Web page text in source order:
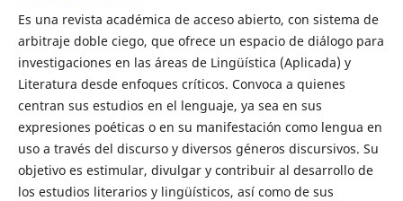
Es una revista académica de acceso abierto, con sistema de
arbitraje doble ciego, que ofrece un espacio de diálogo para
investigaciones en las áreas de Lingüística (Aplicada) y
Literatura desde enfoques críticos. Convoca a quienes
centran sus estudios en el lenguaje, ya sea en sus
expresiones poéticas o en su manifestación como lengua en
uso a través del discurso y diversos géneros discursivos. Su
objetivo es estimular, divulgar y contribuir al desarrollo de
los estudios literarios y lingüísticos, así como de sus